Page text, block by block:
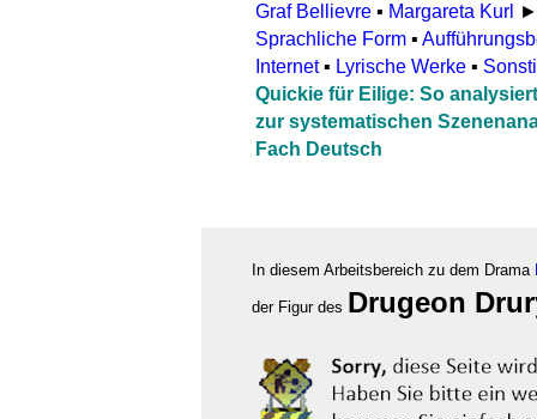
Graf Bellievre ▪ Margareta Kurl
►
Sprachliche Form ▪
Internet ▪ Lyrische Werke ▪
Quickie für Eilige: So
zur systematischen
Fach Deutsch
In diesem Arbeitsbereich zu dem Drama
der Figur des Drugeon